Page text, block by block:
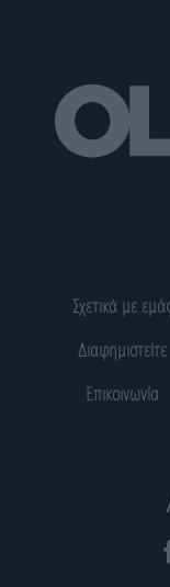
Σχετικά με
Διαφημιστείτε
Επικοινωνία